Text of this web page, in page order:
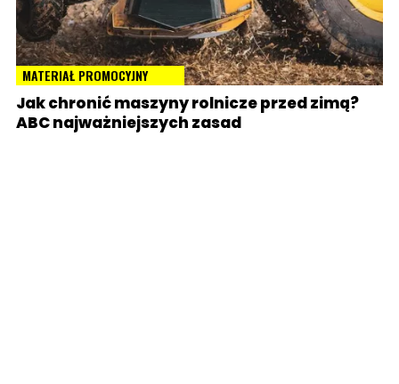
MATERIAŁ PROMOCYJNY
Jak chronić maszyny rolnicze przed zimą?
ABC najważniejszych zasad